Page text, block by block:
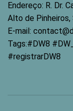
Endereço: R. Dr.
Alto de Pinheiros,
E-mail:
Tags:#DW8
#registrarDW8